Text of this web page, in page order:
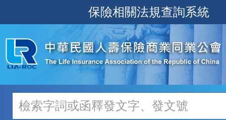
至
主
內
容
保險相關法規查詢系統